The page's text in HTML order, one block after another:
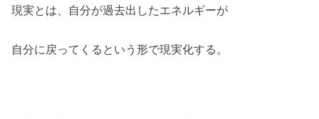
現実とは、自分が過去出したエネルギーが
自分に戻ってくるという形で現実化する。